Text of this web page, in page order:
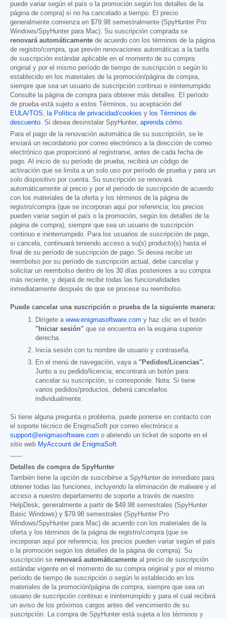
puede variar según el país o la promoción según los detalles de la
página de compra) si no ha cancelado a tiempo. El precio
generalmente comienza en $79.98 semestralmente (SpyHunter Pro
Windows/SpyHunter para Mac). Su suscripción comprada se
renovará automáticamente de acuerdo con los términos de la página
de registro/compra, que prevén renovaciones automáticas a la tarifa
de suscripción estándar aplicable en el momento de su compra
original y por el mismo período de tiempo de suscripción o según lo
establecido en los materiales de la promoción/página de compra,
siempre que sea un usuario de suscripción continuo e ininterrumpido.
Consulte la página de compra para obtener más detalles. El período
de prueba está sujeto a estos Términos, su aceptación del
EULA/TOS, la Política de privacidad/cookies y los Términos de
descuento. Si desea desinstalar SpyHunter, aprenda cómo.
Para el pago de la renovación automática de su suscripción, se le
enviará un recordatorio por correo electrónico a la dirección de correo
electrónico que proporcionó al registrarse, antes de cada fecha de
pago. Al inicio de su período de prueba, recibirá un código de
activación que se limita a un solo uso por período de prueba y para un
solo dispositivo por cuenta. Su suscripción se renovará
automáticamente al precio y por el período de suscripción de acuerdo
con los materiales de la oferta y los términos de la página de
registro/compra (que se incorporan aquí por referencia; los precios
pueden variar según el país o la promoción, según los detalles de la
página de compra), siempre que sea un usuario de suscripción
continuo e ininterrumpido. Para los usuarios de suscripción de pago,
si cancela, continuará teniendo acceso a su(s) producto(s) hasta el
final de su período de suscripción de pago. Si desea recibir un
reembolso por su período de suscripción actual, debe cancelar y
solicitar un reembolso dentro de los 30 días posteriores a su compra
más reciente, y dejará de recibir todas las funcionalidades
inmediatamente después de que se procese su reembolso.
Puede cancelar una suscripción o prueba de la siguiente manera:
Dirígete a www.enigmasoftware.com y haz clic en el botón
"Iniciar sesión" que se encuentra en la esquina superior
derecha.
Inicia sesión con tu nombre de usuario y contraseña.
En el menú de navegación, vaya a "Pedidos/Licencias".
Junto a su pedido/licencia, encontrará un botón para
cancelar su suscripción, si corresponde. Nota: Si tiene
varios pedidos/productos, deberá cancelarlos
individualmente.
Si tiene alguna pregunta o problema, puede ponerse en contacto con
el soporte técnico de EnigmaSoft por correo electrónico a
support@enigmasoftware.com o abriendo un ticket de soporte en el
sitio web MyAccount de EnigmaSoft.
------
Detalles de compra de SpyHunter
También tiene la opción de suscribirse a SpyHunter de inmediato para
obtener todas las funciones, incluyendo la eliminación de malware y el
acceso a nuestro departamento de soporte a través de nuestro
HelpDesk, generalmente a partir de $49.98 semestrales (SpyHunter
Basic Windows) y $79.98 semestrales (SpyHunter Pro
Windows/SpyHunter para Mac) de acuerdo con los materiales de la
oferta y los términos de la página de registro/compra (que se
incorporan aquí por referencia; los precios pueden variar según el país
o la promoción según los detalles de la página de compra). Su
suscripción se renovará automáticamente al precio de suscripción
estándar vigente en el momento de su compra original y por el mismo
período de tiempo de suscripción o según lo establecido en los
materiales de la promoción/página de compra, siempre que sea un
usuario de suscripción continuo e ininterrumpido y para el cual recibirá
un aviso de los próximos cargos antes del vencimiento de su
suscripción. La compra de SpyHunter está sujeta a los términos y